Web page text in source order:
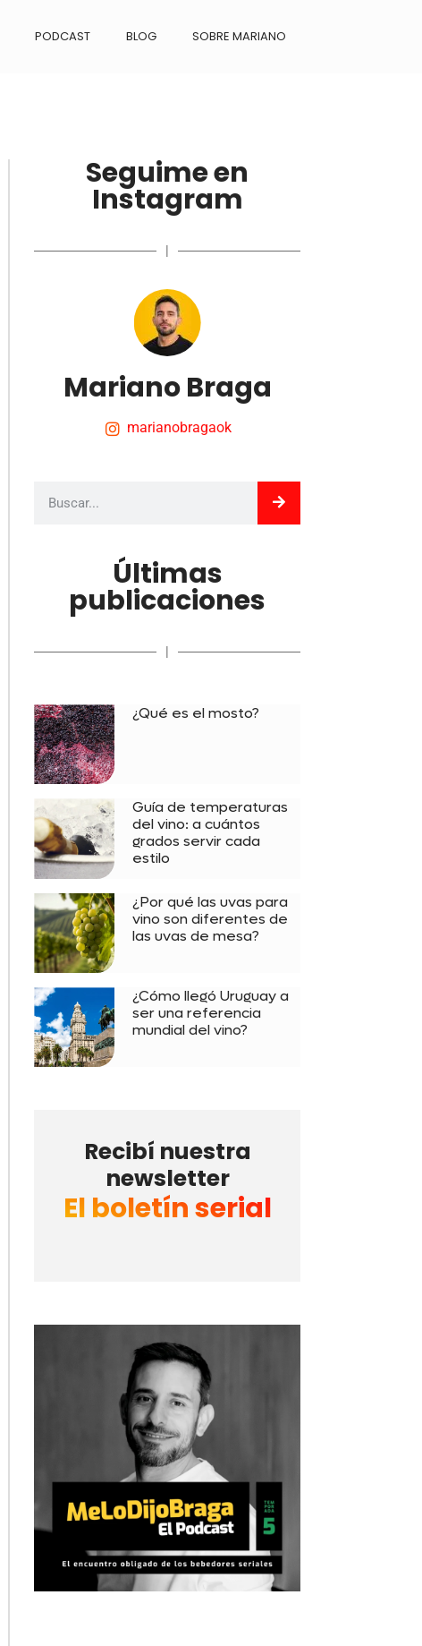
PODCAST BLOG SOBRE MARIANO
Seguime en
Instagram
|
Mariano Braga
marianobragaok
Últimas
publicaciones
|
¿Qué es el mosto?
Guía de temperaturas
del vino: a cuántos
grados servir cada
estilo
¿Por qué las uvas para
vino son diferentes de
las uvas de mesa?
¿Cómo llegó Uruguay a
ser una referencia
mundial del vino?
Recibí nuestra
newsletter
El boletín serial